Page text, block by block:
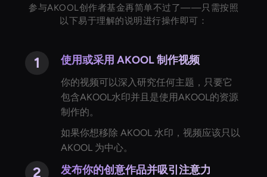
参与AKOOL创作者基金再简单不过了——只需按照
以下易于理解的说明进行操作即可：
使用或采用 AKOOL 制作视频
你的视频可以深入研究任何主题，只要它
包含AKOOL水印并且是使用AKOOL的资源
制作的。
如果你想移除 AKOOL 水印，视频应该只以
AKOOL 为中心。
发布你的创意作品并吸引注意力